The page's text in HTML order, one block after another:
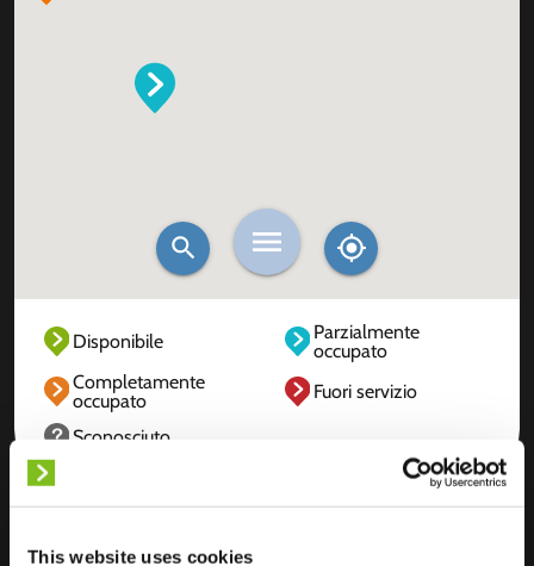
This website uses cookies
Disponibile
Parzialmente
occupato
Completamente
occupato
Fuori servizio
Sconosciuto